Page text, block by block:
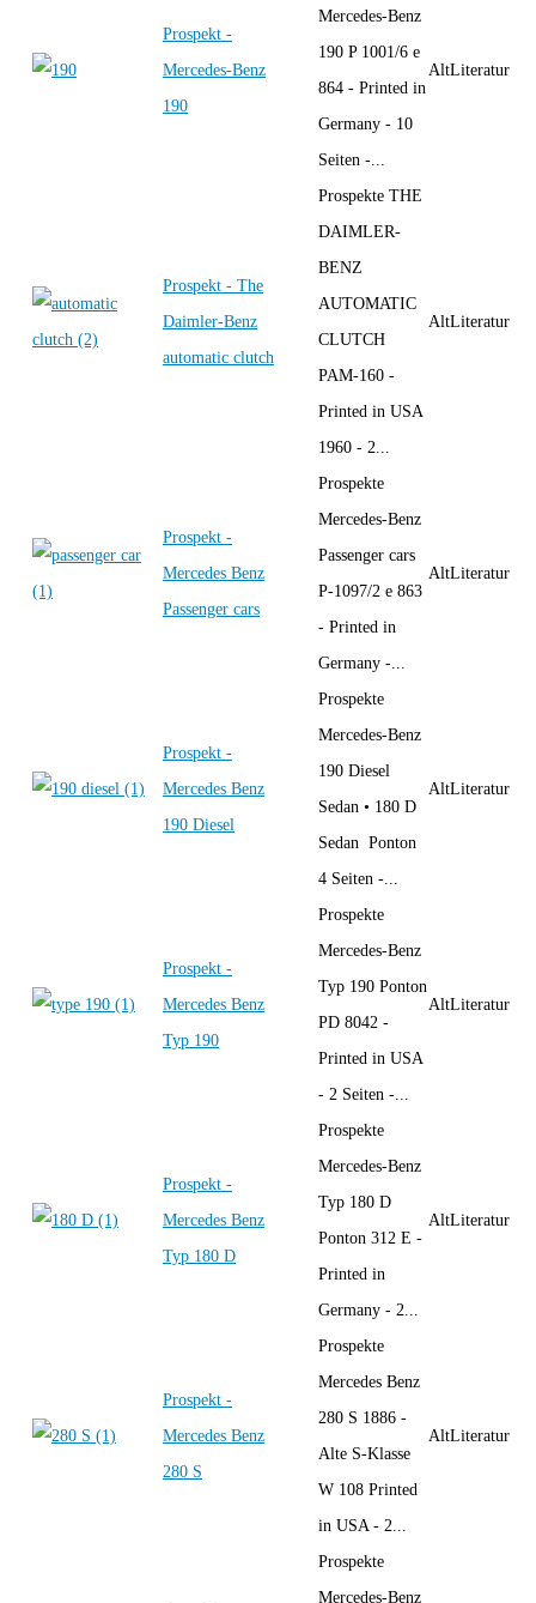
Prospekt -
Mercedes-Benz
190
Mercedes-Benz
190 P 1001/6 e
864 - Printed in
Germany - 10
Seiten -...
AltLiteratur
Prospekt - The
Daimler-Benz
automatic clutch
Prospekte THE
DAIMLER-
BENZ
AUTOMATIC
CLUTCH
PAM-160 -
Printed in USA
1960 - 2...
AltLiteratur
Prospekt -
Mercedes Benz
Passenger cars
Prospekte
Mercedes-Benz
Passenger cars
P-1097/2 e 863
- Printed in
Germany -...
AltLiteratur
Prospekt -
Mercedes Benz
190 Diesel
Prospekte
Mercedes-Benz
190 Diesel
Sedan • 180 D
Sedan Ponton
4 Seiten -...
AltLiteratur
Prospekt -
Mercedes Benz
Typ 190
Prospekte
Mercedes-Benz
Typ 190 Ponton
PD 8042 -
Printed in USA
- 2 Seiten -...
AltLiteratur
Prospekt -
Mercedes Benz
Typ 180 D
Prospekte
Mercedes-Benz
Typ 180 D
Ponton 312 E -
Printed in
Germany - 2...
AltLiteratur
Prospekt -
Mercedes Benz
280 S
Prospekte
Mercedes Benz
280 S 1886 -
Alte S-Klasse
W 108 Printed
in USA - 2...
AltLiteratur
Prospekte
Mercedes-Benz